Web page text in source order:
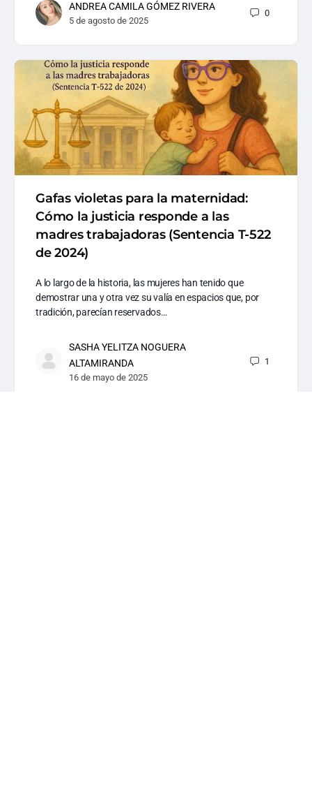
ANDREA CAMILA GÓMEZ RIVERA
5 de agosto de 2025
0
Gafas violetas para la maternidad:
Cómo la justicia responde a las
madres trabajadoras (Sentencia T-522
de 2024)
A lo largo de la historia, las mujeres han tenido que
demostrar una y otra vez su valía en espacios que, por
tradición, parecían reservados…
SASHA YELITZA NOGUERA
ALTAMIRANDA
16 de mayo de 2025
1